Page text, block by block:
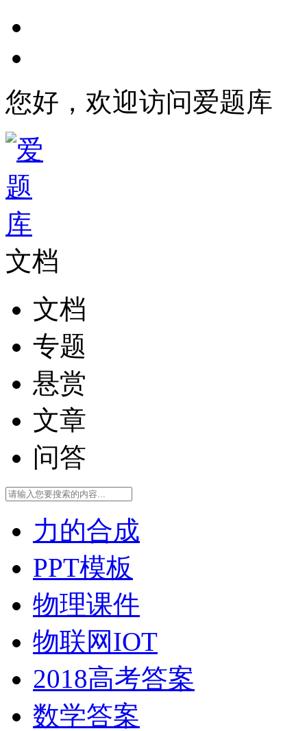
您好，欢迎访问爱题库
文档
文档
专题
悬赏
文章
问答
力的合成
PPT模板
物理课件
物联网IOT
2018高考答案
数学答案